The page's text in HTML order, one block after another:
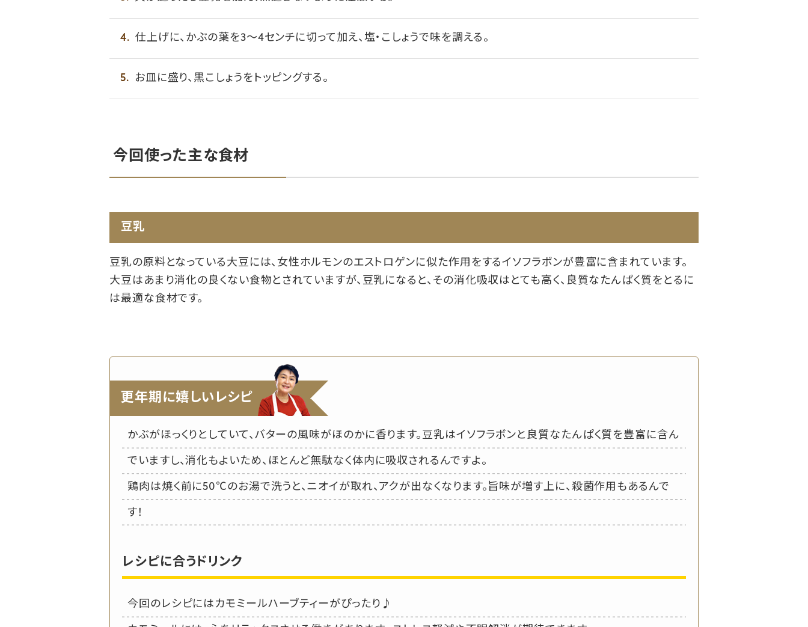
仕上げに、かぶの葉を3～4センチに切って加え、塩・こしょうで味を調える。
お皿に盛り、黒こしょうをトッピングする。
今回使った主な食材
豆乳
豆乳の原料となっている大豆には、女性ホルモンのエストロゲンに似た作用をするイソフラボンが豊富に含まれています。
大豆はあまり消化の良くない食物とされていますが、豆乳になると、その消化吸収はとても高く、良質なたんぱく質をとるに
は最適な食材です。
更年期に嬉しいレシピ
かぶがほっくりとしていて、バターの風味がほのかに香ります。豆乳はイソフラボンと良質なたんぱく質を豊富に含ん
でいますし、消化もよいため、ほとんど無駄なく体内に吸収されるんですよ。
鶏肉は焼く前に50℃のお湯で洗うと、ニオイが取れ、アクが出なくなります。旨味が増す上に、殺菌作用もあるんで
す！
レシピに合うドリンク
今回のレシピにはカモミールハーブティーがぴったり♪